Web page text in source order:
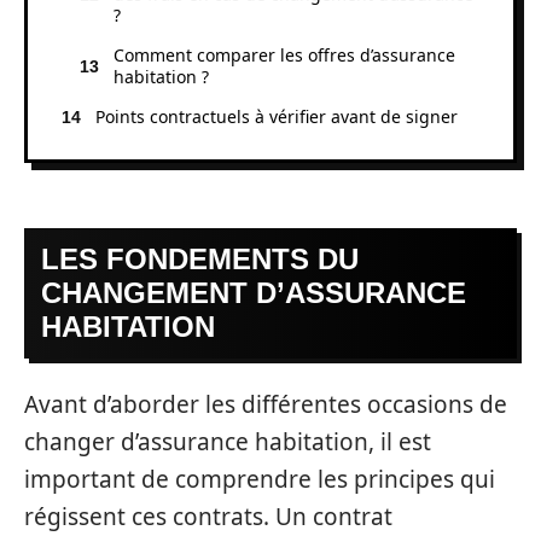
?
Comment comparer les offres d’assurance
habitation ?
Points contractuels à vérifier avant de signer
LES FONDEMENTS DU
CHANGEMENT D’ASSURANCE
HABITATION
Avant d’aborder les différentes occasions de
changer d’assurance habitation, il est
important de comprendre les principes qui
régissent ces contrats. Un contrat